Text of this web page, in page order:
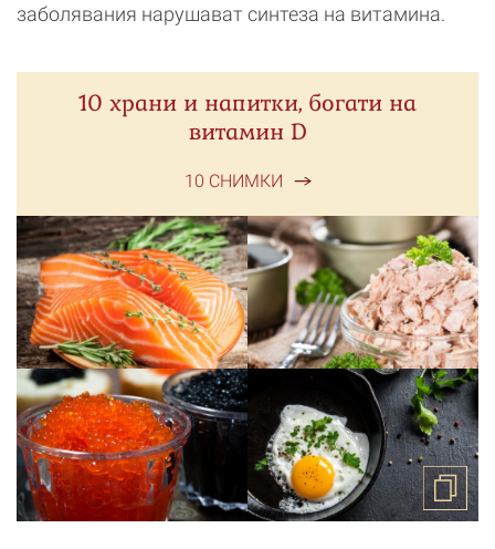
заболявания нарушават синтеза на витамина.
10 храни и напитки, богати на
витамин D
10 СНИМКИ